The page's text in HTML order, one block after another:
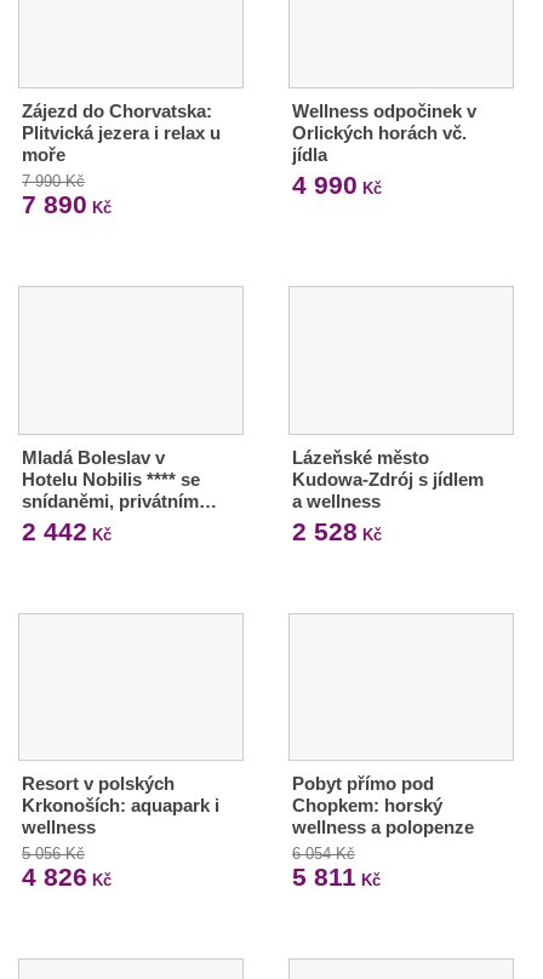
Zájezd do Chorvatska:
Plitvická jezera i relax u
moře
7 990 Kč
7 890 Kč
Wellness odpočinek v
Orlických horách vč.
jídla
4 990 Kč
Mladá Boleslav v
Hotelu Nobilis **** se
snídaněmi, privátním…
2 442 Kč
Lázeňské město
Kudowa-Zdrój s jídlem
a wellness
2 528 Kč
Resort v polských
Krkonoších: aquapark i
wellness
5 056 Kč
4 826 Kč
Pobyt přímo pod
Chopkem: horský
wellness a polopenze
6 054 Kč
5 811 Kč